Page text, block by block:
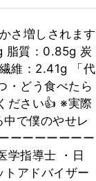
さ増しされます
脂質：0.85g 炭
維：2.41g 「代
・どう食べたら
ださい👍 ※実際
で僕のやせレ
ーーーーーーー
学指導士 ・日
アドバイザー